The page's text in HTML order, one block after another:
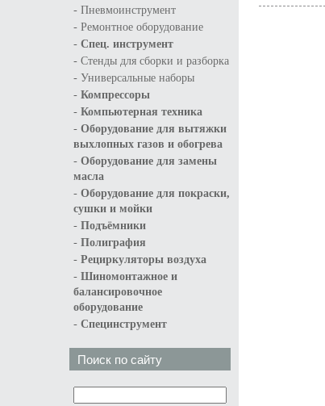
- Пневмоинструмент
- Ремонтное оборудование
- Спец. инструмент
- Стенды для сборки и разборка
- Универсальные наборы
- Компрессоры
- Компьютерная техника
- Оборудование для вытяжки
выхлопных газов и обогрева
- Оборудование для замены
масла
- Оборудование для покраски,
сушки и мойки
- Подъёмники
- Полиграфия
- Рециркуляторы воздуха
- Шиномонтажное и
балансировочное
оборудование
- Специнструмент
Поиск по сайту